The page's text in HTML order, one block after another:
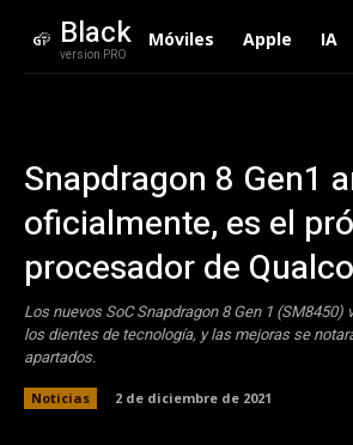
Black
version PRO
Móviles Apple IA
Snapdragon 8 Gen1
oficialmente, es el
procesador de
Los nuevos SoC Snapdragon 8 Gen 1
los dientes de tecnología, y las mejoras se
apartados.
Noticias 2 de diciembre de 2021